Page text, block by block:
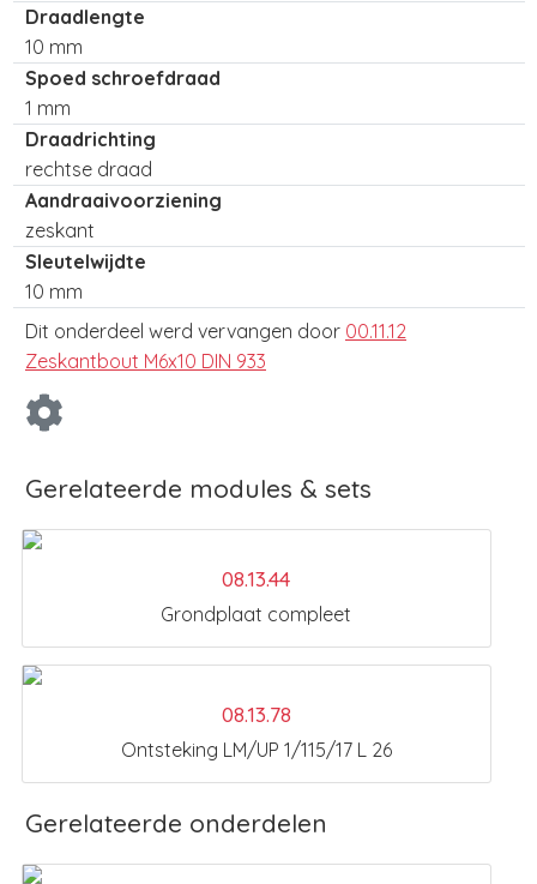
Draadlengte
10 mm
Spoed schroefdraad
1 mm
Draadrichting
rechtse draad
Aandraaivoorziening
zeskant
Sleutelwijdte
10 mm
Dit onderdeel werd vervangen door 00.11.12
Zeskantbout M6x10 DIN 933
Gerelateerde modules & sets
08.13.44
Grondplaat compleet
08.13.78
Ontsteking LM/UP 1/115/17 L 26
Gerelateerde onderdelen